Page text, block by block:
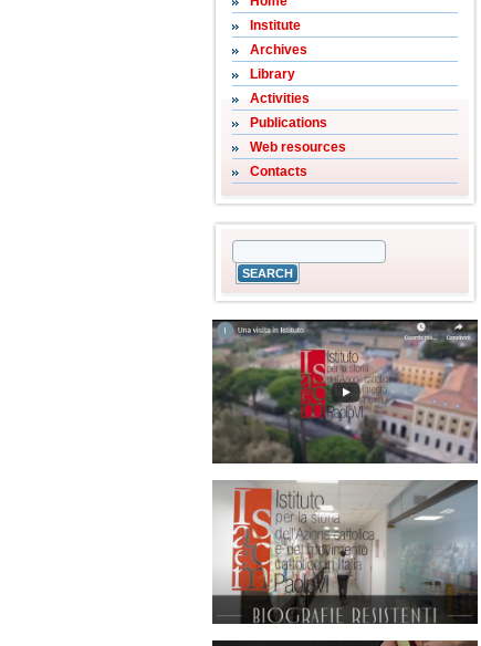
Institute
Archives
Library
Activities
Publications
Web resources
Contacts